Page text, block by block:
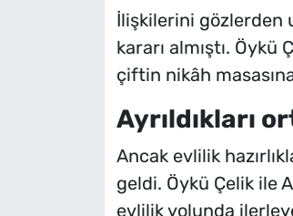
İlişkilerini gözlerden
kararı almıştı. Öykü
çiftin nikâh
Ayrıldıkları
Ancak evlilik
geldi. Öykü Çelik ile
evlilik yolunda